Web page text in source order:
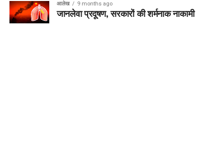
आलेख 9 months ago
जानलेवा प्रदूषण, सरकारों की शर्मनाक नाकामी